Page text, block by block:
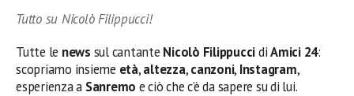
Tutto su Nicolò Filippucci!
Tutte le news sul cantante Nicolò FilippuccidiAmici 24:
scopriamo insieme età,altezza,canzoni, Instagram,
esperienza a Sanremo e ciò che c’è da sapere su di lui.